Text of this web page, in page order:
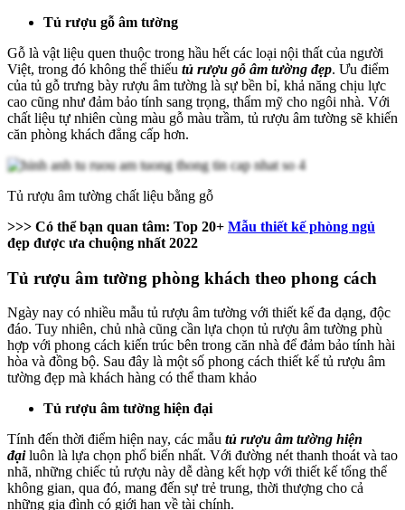
Tủ rượu gỗ âm tường
Gỗ là vật liệu quen thuộc trong hầu hết các loại nội thất của người
Việt, trong đó không thể thiếu tủ rượu gỗ âm tường đẹp. Ưu điểm
của tủ gỗ trưng bày rượu âm tường là sự bền bỉ, khả năng chịu lực
cao cũng như đảm bảo tính sang trọng, thẩm mỹ cho ngôi nhà. Với
chất liệu tự nhiên cùng màu gỗ màu trầm, tủ rượu âm tường sẽ khiến
căn phòng khách đẳng cấp hơn.
Tủ rượu âm tường chất liệu bằng gỗ
>>> Có thể bạn quan tâm: Top 20+ Mẫu thiết kế phòng ngủ
đẹp được ưa chuộng nhất 2022
Tủ rượu âm tường phòng khách theo phong cách
Ngày nay có nhiều mẫu tủ rượu âm tường với thiết kế đa dạng, độc
đáo. Tuy nhiên, chủ nhà cũng cần lựa chọn tủ rượu âm tường phù
hợp với phong cách kiến trúc bên trong căn nhà để đảm bảo tính hài
hòa và đồng bộ. Sau đây là một số phong cách thiết kế tủ rượu âm
tường đẹp mà khách hàng có thể tham khảo
Tủ rượu âm tường hiện đại
Tính đến thời điểm hiện nay, các mẫu tủ rượu âm tường hiện
đạiluôn là lựa chọn phổ biến nhất. Với đường nét thanh thoát và tao
nhã, những chiếc tủ rượu này dễ dàng kết hợp với thiết kế tổng thể
không gian, qua đó, mang đến sự trẻ trung, thời thượng cho cả
những gia đình có giới hạn về tài chính.